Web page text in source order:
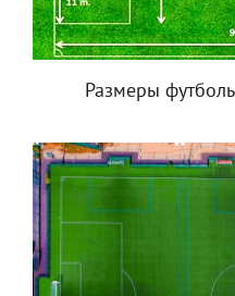
Размеры